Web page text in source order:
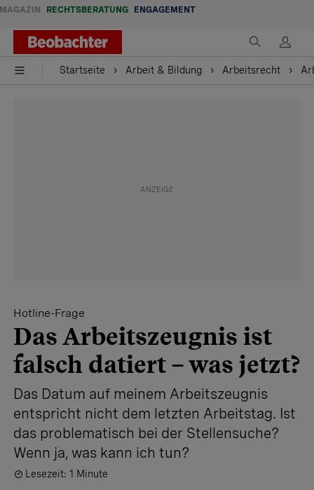
MAGAZIN RECHTSBERATUNG ENGAGEMENT
Startseite Arbeit & Bildung Arbeitsrecht
Hotline-Frage
Das Arbeitszeugnis ist
falsch datiert – was jetzt?
Das Datum auf meinem Arbeitszeugnis
entspricht nicht dem letzten Arbeitstag. Ist
das problematisch bei der Stellensuche?
Wenn ja, was kann ich tun?
Lesezeit: 1 Minute